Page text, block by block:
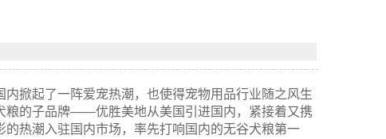
掀起了一阵爱宠热潮，也使得宠物用品行业随之风生
粮的子品牌——优胜美地从美国引进国内，紧接着又携
热潮入驻国内市场，率先打响国内的无谷犬粮第一